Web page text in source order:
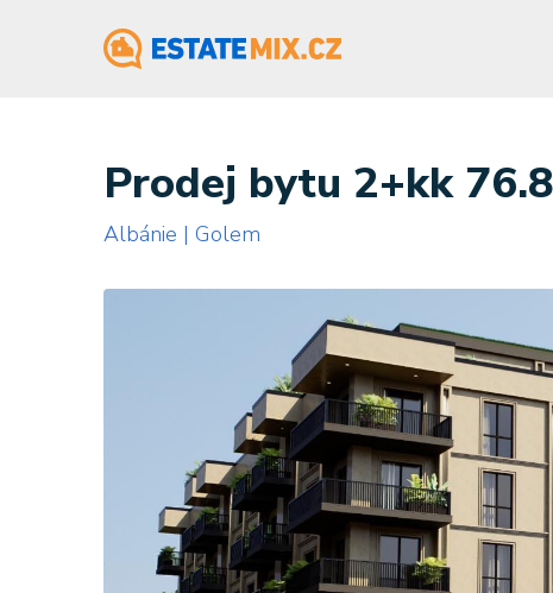
Prodej bytu 2+kk
Albánie | Golem